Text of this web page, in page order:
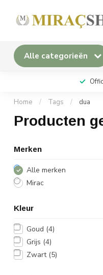
Alle categorieën
Home / Tags / dua
Producten
Merken
Alle merken
Mirac
Kleur
Goud (4)
Grijs (4)
Zwart (5)